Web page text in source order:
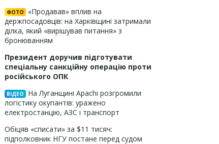
ФОТО
«Продавав» вплив на
держпосадовців: на Харківщині затримали
ділка, який «вирішував питання» з
бронюванням
Президент доручив підготувати
спеціальну санкційну операцію проти
російського ОПК
ВІДЕО
На Луганщині Apachi розгромили
логістику окупантів: уражено
електростанцію, АЗС і транспорт
Обіцяв «списати» за $11 тисяч:
підполковник НГУ постане перед судом